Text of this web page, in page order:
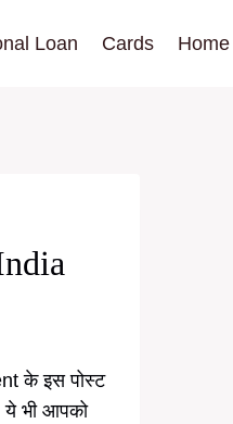
Loan Cards
के इस पोस्ट
ये भी आपको